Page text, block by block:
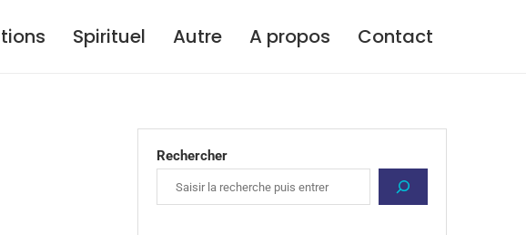
Spirituel Autre A propos Contact
Rechercher